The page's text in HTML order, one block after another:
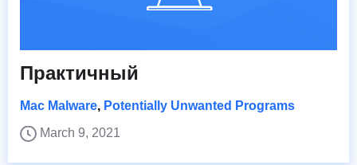
Практичный
Mac Malware, Potentially Unwanted Programs
March 9, 2021